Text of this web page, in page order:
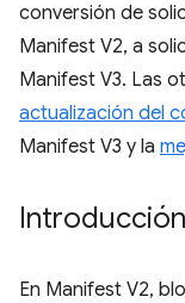
conversión de
Manifest V2, a
Manifest V3. Las
actualización del
Manifest V3 y la
Introducción
En Manifest V2,